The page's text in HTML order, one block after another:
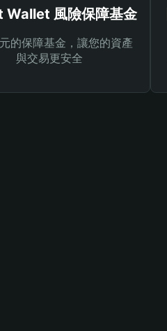
Wallet 風險保障基金
的保障基金，讓您的資產
與交易更安全